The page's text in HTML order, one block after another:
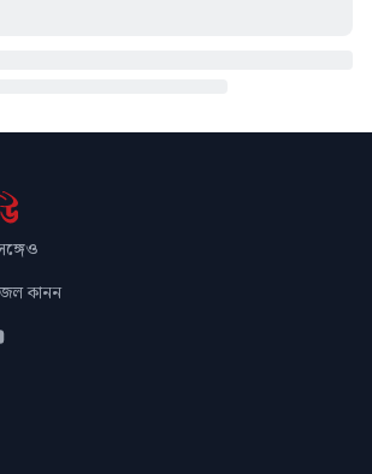
কানন